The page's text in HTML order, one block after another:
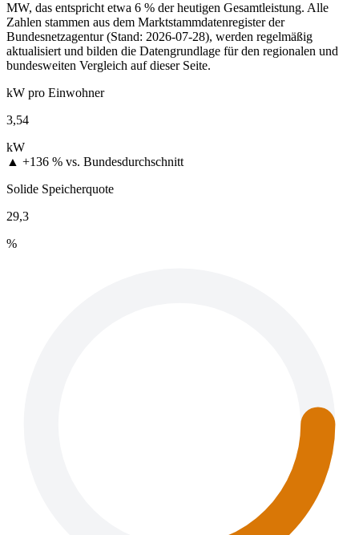
MW, das entspricht etwa 6 % der heutigen Gesamtleistung. Alle
Zahlen stammen aus dem Marktstammdatenregister der
Bundesnetzagentur (Stand: 2026-07-28), werden regelmäßig
aktualisiert und bilden die Datengrundlage für den regionalen und
bundesweiten Vergleich auf dieser Seite.
kW pro Einwohner
3,54
kW
▲ +136 % vs. Bundesdurchschnitt
Solide Speicherquote
29,3
%